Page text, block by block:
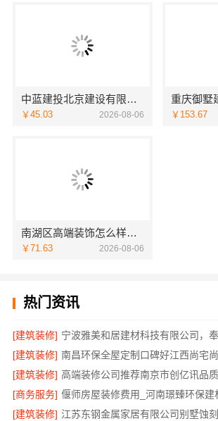
中蓝建投北京建设有限公司四川全包婚房布置
￥45.03 2026-08-06 ￥153.67
南湖区高端装饰怎么样？嘉兴锦居装饰材料有限公司
￥71.63 2026-08-06
热门资讯
[建筑装修]
[建筑装修]
[建筑装修] 高端装修公司推荐南京市创亿讯品
[商务服务] 偃师房屋装修费用_河南璟臻环保建
[建筑装修] 江苏东钢金属家居有限公司别墅蚀